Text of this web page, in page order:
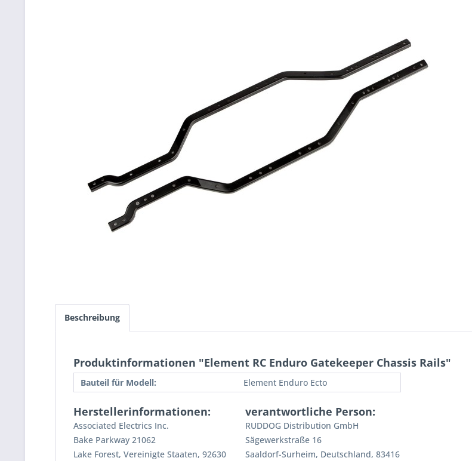
Beschreibung
Produktinformationen "Element RC Enduro Gatekeeper Chassis Rails"
Bauteil für Modell: Element Enduro Ecto
Herstellerinformationen:
Associated Electrics Inc.
Bake Parkway 21062
Lake Forest, Vereinigte Staaten, 92630
verantwortliche Person:
RUDDOG Distribution GmbH
Sägewerkstraße 16
Saaldorf-Surheim, Deutschland, 83416